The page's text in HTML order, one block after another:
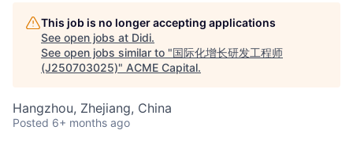
ACME Homepage
This job is no longer accepting applications
See open jobs at Didi.
See open jobs similar to "国际化增长研发工程师
(J250703025)" ACME Capital.
Hangzhou, Zhejiang, China
Posted 6+ months ago